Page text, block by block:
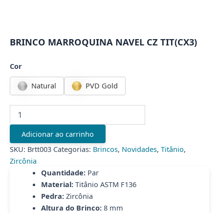
BRINCO MARROQUINA NAVEL CZ TIT(CX3)
Cor
Natural PVD Gold
MARROQUINA
NAVEL
TIT(CX3)
quantidade
Adicionar ao carrinho
SKU: Brtt003 Categorias: Brincos, Novidades, Titânio,
Zircônia
Quantidade:Par
Material:Titânio ASTM F136
Pedra:Zircônia
Altura do Brinco:8 mm